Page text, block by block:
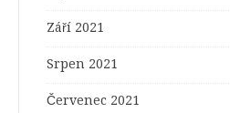
Září 2021
Srpen 2021
Červenec 2021